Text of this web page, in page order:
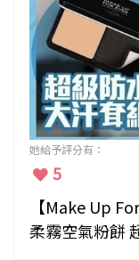
她給予評分有：
5
【Make Up
柔霧空氣粉餅